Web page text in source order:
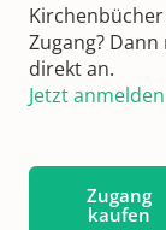
Zugang?
direkt an.
Jetzt anmelden
Zugang
kaufen